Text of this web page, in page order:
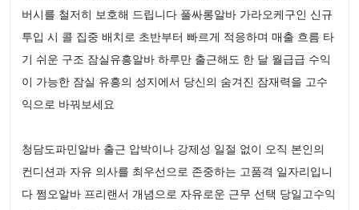
버시를 철저히 보호해 드립니다 풀싸롱알바 가라오케구인 신규
투입 시 콜 집중 배치로 초반부터 빠르게 적응하며 매출 흐름 타
기 쉬운 구조 잠실유흥알바 하루만 출근해도 한 달 월급급 수익
이 가능한 잠실 유흥의 성지에서 당신의 숨겨진 잠재력을 고수
익으로 바꿔보세요
청담도파민알바 출근 압박이나 강제성 일절 없이 오직 본인의
컨디션과 자유 의사를 최우선으로 존중하는 고품격 일자리입니
다 쩜오알바 프리랜서 개념으로 자유로운 근무 선택 당일고수익